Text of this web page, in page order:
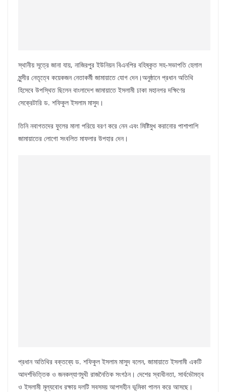
স্থানীয় সূত্রে জানা যায়, নাজিরপুর ইউনিয়ন বিএনপির বহিষ্কৃত সহ-সভাপতি হেলাল
মুন্সীর নেতৃত্বে কয়েকজন নেতাকর্মী জামায়াতে যোগ দেন।অনুষ্ঠানে প্রধান অতিথি
হিসেবে উপস্থিত ছিলেন বাংলাদেশ জামায়াতে ইসলামী ঢাকা মহানগর দক্ষিণের
সেক্রেটারি ড. শফিকুল ইসলাম মাসুদ।
তিনি নবাগতদের ফুলের মালা পরিয়ে বরণ করে নেন এবং মিষ্টিমুখ করানোর পাশাপাশি
জামায়াতের লোগো সংবলিত মাফলার উপহার দেন।
প্রধান অতিথির বক্তব্যে ড. শফিকুল ইসলাম মাসুদ বলেন, জামায়াতে ইসলামী একটি
আদর্শভিত্তিক ও জনকল্যাণমুখী রাজনৈতিক সংগঠন। দেশের স্বাধীনতা, সার্বভৌমত্ব
ও ইসলামী মূল্যবোধ রক্ষায় দলটি সবসময় আপসহীন ভূমিকা পালন করে আসছে।